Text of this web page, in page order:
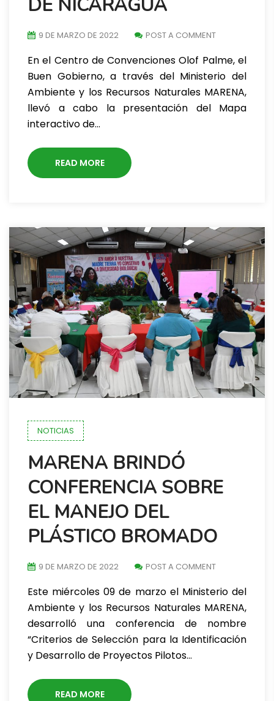
DE NICARAGUA
9 DE MARZO DE 2022 POST A COMMENT
En el Centro de Convenciones Olof Palme, el
Buen Gobierno, a través del Ministerio del
Ambiente y los Recursos Naturales MARENA,
llevó a cabo la presentación del Mapa
interactivo de…
READ MORE
NOTICIAS
MARENA BRINDÓ
CONFERENCIA SOBRE
EL MANEJO DEL
PLÁSTICO BROMADO
9 DE MARZO DE 2022 POST A COMMENT
Este miércoles 09 de marzo el Ministerio del
Ambiente y los Recursos Naturales MARENA,
desarrolló una conferencia de nombre
“Criterios de Selección para la Identificación
y Desarrollo de Proyectos Pilotos…
READ MORE